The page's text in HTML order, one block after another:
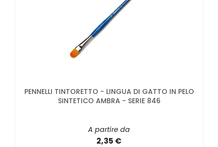
PENNELLI TINTORETTO - LINGUA DI GATTO IN PELO
SINTETICO AMBRA - SERIE 846
A partire da
2,35 €